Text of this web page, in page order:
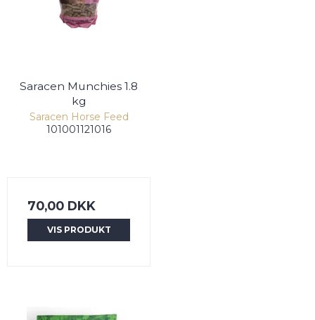
Saracen Munchies 1.8
kg
Saracen Horse Feed
101001121016
70,00 DKK
VIS PRODUKT